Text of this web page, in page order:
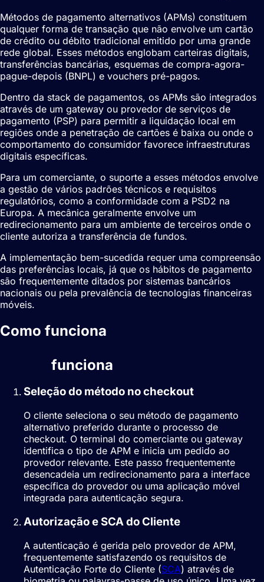
Métodos de pagamento alternativos (APMs) constituem
qualquer forma de transação que não envolve um cartão
de crédito ou débito tradicional emitido por uma grande
rede global. Esses métodos englobam carteiras digitais,
transferências bancárias, esquemas de compra-agora-
pague-depois (BNPL) e vouchers pré-pagos.
Dentro da stack de pagamentos, os APMs são integrados
através de um gateway ou provedor de serviços de
pagamento (PSP) para permitir a liquidação local em
regiões onde a penetração de cartões é baixa ou onde o
comportamento do consumidor favorece infraestruturas
digitais específicas.
Para um comerciante, o suporte a esses métodos envolve
a gestão de vários padrões técnicos e requisitos
regulatórios, como a conformidade com a PSD2 na
Europa. A mecânica geralmente envolve um
redirecionamento para um ambiente de terceiros onde o
cliente autoriza a transferência de fundos.
A implementação bem-sucedida requer uma compreensão
das preferências locais, já que os hábitos de pagamento
são frequentemente ditados por sistemas bancários
nacionais ou pela prevalência de tecnologias financeiras
móveis.
Como funciona
funciona
Seleção do método no checkout
O cliente seleciona o seu método de pagamento
alternativo preferido durante o processo de
checkout. O terminal do comerciante ou gateway
identifica o tipo de APM e inicia um pedido ao
provedor relevante. Este passo frequentemente
desencadeia um redirecionamento para a interface
específica do provedor ou uma aplicação móvel
integrada para autenticação segura.
Autorização e SCA do Cliente
A autenticação é gerida pelo provedor de APM,
frequentemente satisfazendo os requisitos de
Autenticação Forte do Cliente (SCA) através de